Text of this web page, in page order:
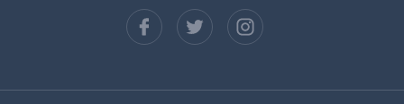
Español
Deutsch